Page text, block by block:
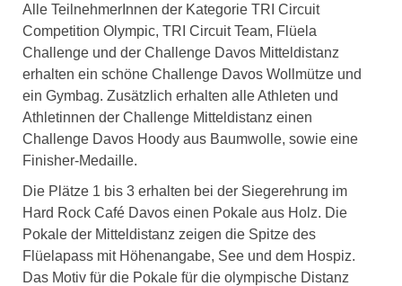
Alle TeilnehmerInnen der Kategorie TRI Circuit
Competition Olympic, TRI Circuit Team, Flüela
Challenge und der Challenge Davos Mitteldistanz
erhalten ein schöne Challenge Davos Wollmütze und
ein Gymbag. Zusätzlich erhalten alle Athleten und
Athletinnen der Challenge Mitteldistanz einen
Challenge Davos Hoody aus Baumwolle, sowie eine
Finisher-Medaille.
Die Plätze 1 bis 3 erhalten bei der Siegerehrung im
Hard Rock Café Davos einen Pokale aus Holz. Die
Pokale der Mitteldistanz zeigen die Spitze des
Flüelapass mit Höhenangabe, See und dem Hospiz.
Das Motiv für die Pokale für die olympische Distanz